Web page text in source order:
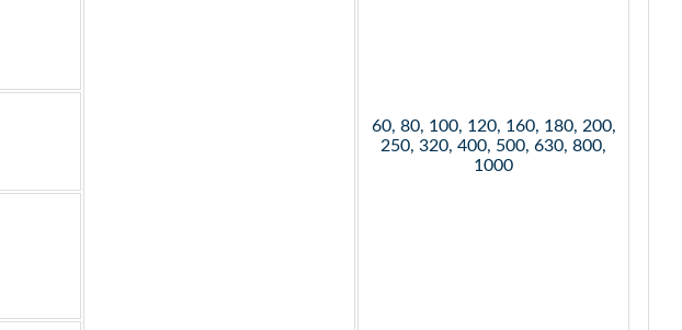
60, 80, 100, 120, 160, 180, 200,
250, 320, 400, 500, 630, 800,
1000